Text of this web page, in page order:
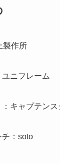
製作所
ニフレーム
キャプテンス
チ：soto